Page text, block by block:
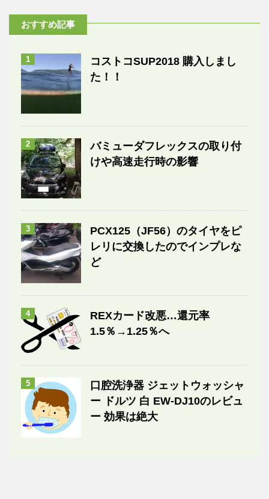
おすすめ記事
1
コストコSUP2018 購入しまし
た！！
2
バミューダフレックスの取り付
けや高速走行時の影響
3
PCX125（JF56）のタイヤをピ
レリに交換したのでインプレな
ど
4
REXカード改悪…還元率
1.5％→1.25％へ
5
口腔洗浄器 ジェットウォッシャ
ー ドルツ 白 EW-DJ10のレビュ
ー 効果は絶大